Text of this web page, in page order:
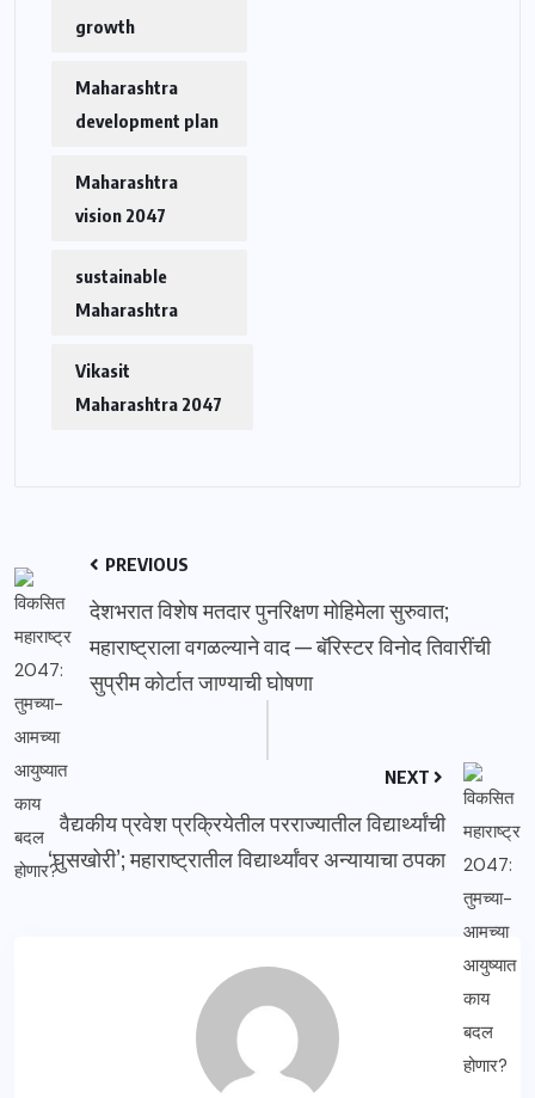
growth
Maharashtra
development plan
Maharashtra
vision 2047
sustainable
Maharashtra
Vikasit
Maharashtra 2047
PREVIOUS
देशभरात विशेष मतदार पुनरिक्षण मोहिमेला सुरुवात;
महाराष्ट्राला वगळल्याने वाद — बॅरिस्टर विनोद तिवारींची
सुप्रीम कोर्टात जाण्याची घोषणा
NEXT
वैद्यकीय प्रवेश प्रक्रियेतील परराज्यातील विद्यार्थ्यांची
‘घुसखोरी’; महाराष्ट्रातील विद्यार्थ्यांवर अन्यायाचा ठपका